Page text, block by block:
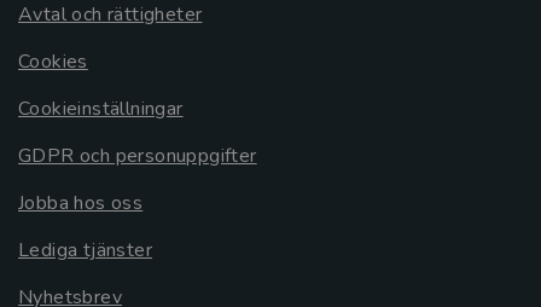
Avtal och rättigheter
Cookies
Cookieinställningar
GDPR och personuppgifter
Jobba hos oss
Lediga tjänster
Nyhetsbrev